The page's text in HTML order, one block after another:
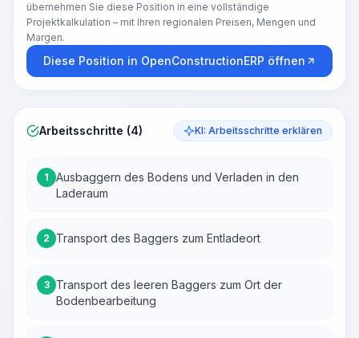
übernehmen Sie diese Position in eine vollständige
Projektkalkulation – mit Ihren regionalen Preisen, Mengen und
Margen.
Diese Position in OpenConstructionERP öffnen
Arbeitsschritte (4) KI: Arbeitsschritte erklären
1
Ausbaggern des Bodens und Verladen in den
Laderaum
2 Transport des Baggers zum Entladeort
3
Transport des leeren Baggers zum Ort der
Bodenbearbeitung